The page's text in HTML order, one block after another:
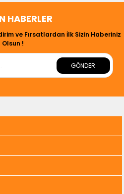
HABERLER
ve Fırsatlardan İlk Sizin Haberiniz
Olsun !
GÖNDER